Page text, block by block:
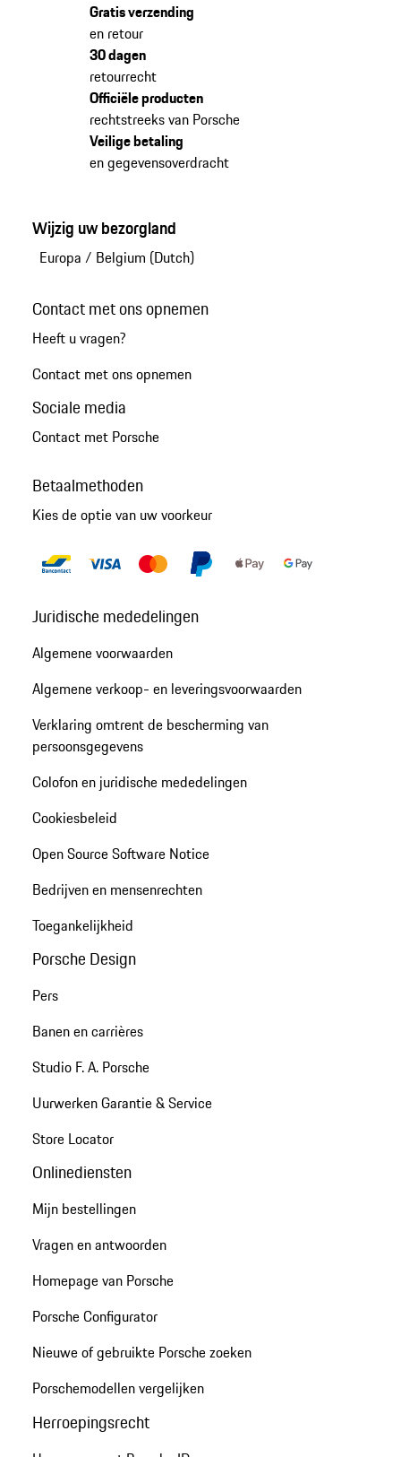
Gratis verzending
en retour
30 dagen
retourrecht
Officiële producten
rechtstreeks van Porsche
Veilige betaling
en gegevensoverdracht
Wijzig uw bezorgland
Europa / Belgium (Dutch)
Contact met ons opnemen
Heeft u vragen?
Contact met ons opnemen
Sociale media
Contact met Porsche
Betaalmethoden
Kies de optie van uw voorkeur
Juridische mededelingen
Algemene voorwaarden
Algemene verkoop- en leveringsvoorwaarden
Verklaring omtrent de bescherming van
persoonsgegevens
Colofon en juridische mededelingen
Cookiesbeleid
Open Source Software Notice
Bedrijven en mensenrechten
Toegankelijkheid
Porsche Design
Pers
Banen en carrières
Studio F. A. Porsche
Uurwerken Garantie & Service
Store Locator
Onlinediensten
Mijn bestellingen
Vragen en antwoorden
Homepage van Porsche
Porsche Configurator
Nieuwe of gebruikte Porsche zoeken
Porschemodellen vergelijken
Herroepingsrecht